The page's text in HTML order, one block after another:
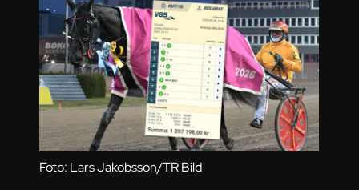
Foto: Lars Jakobsson/TR Bild